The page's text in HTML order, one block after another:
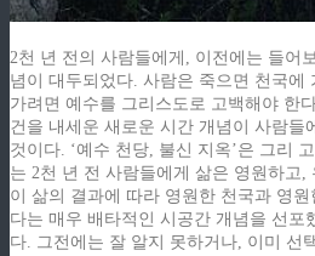
2천 년 전의 사람들에게, 이전에는 들어
념이 대두되었다. 사람은 죽으면 천국에
가려면 예수를 그리스도로 고백해야 한
건을 내세운 새로운 시간 개념이 사람들
것이다. ‘예수 천당, 불신 지옥’은 그리
는 2천 년 전 사람들에게 삶은 영원하고,
이 삶의 결과에 따라 영원한 천국과 영
다는 매우 배타적인 시공간 개념을 선포
다. 그전에는 잘 알지 못하거나, 이미 선